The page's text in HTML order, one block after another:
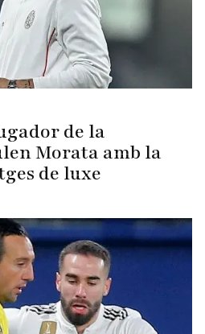
de la
Morata amb la
de luxe